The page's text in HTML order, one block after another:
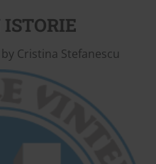
by Cristina Stefanescu